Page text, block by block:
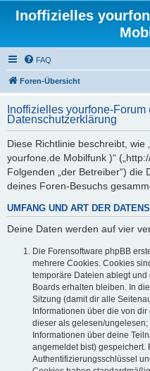
Inoffizielles
FAQ
Foren-Übersicht
Inoffizielles yourfone-
Datenschutzerklärung
Diese Richtlinie beschreibt,
yourfone.de Mobilfunk )“
Folgenden „der Betreiber“) die
deines Foren-Besuchs
UMFANG UND ART DER
Deine Daten werden auf vier
Die Forensoftware phpBB
mehrere Cookies. Cookies
temporäre Dateien ablegt
Boards erhalten bleiben. In
Sitzung (damit dir alle
Informationen über die von
dieser als gelesen/
Informationen über deine
angemeldet bist) gespeichert.
Authentifizierungsschlüssel